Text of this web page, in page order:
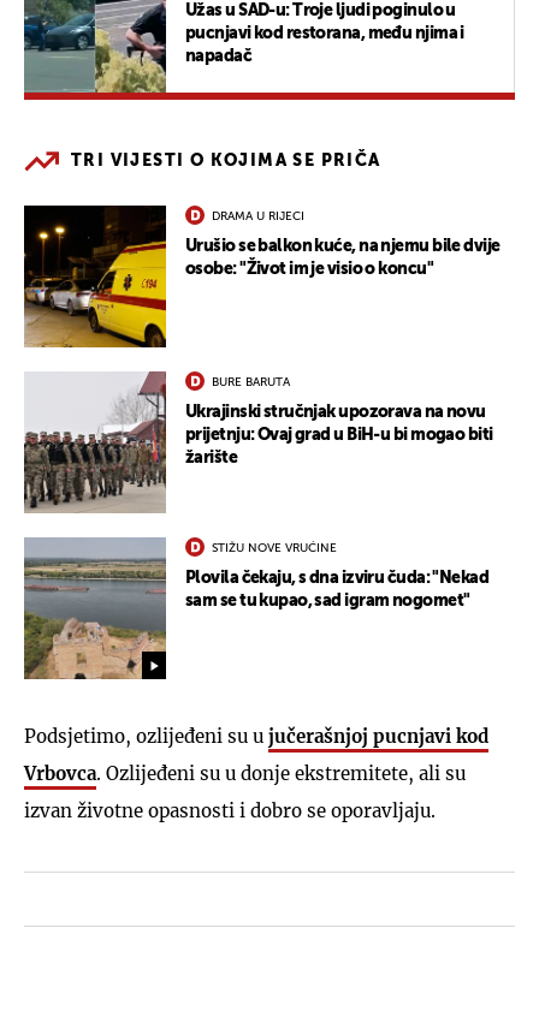
Užas u SAD-u: Troje ljudi poginulo u
pucnjavi kod restorana, među njima i
napadač
TRI VIJESTI O KOJIMA SE PRIČA
DRAMA U RIJECI
Urušio se balkon kuće, na njemu bile dvije
osobe: "Život im je visio o koncu"
BURE BARUTA
Ukrajinski stručnjak upozorava na novu
prijetnju: Ovaj grad u BiH-u bi mogao biti
žarište
STIŽU NOVE VRUĆINE
Plovila čekaju, s dna izviru čuda: "Nekad
sam se tu kupao, sad igram nogomet"
Podsjetimo, ozlijeđeni su u jučerašnjoj pucnjavi kod
Vrbovca. Ozlijeđeni su u donje ekstremitete, ali su
izvan životne opasnosti i dobro se oporavljaju.